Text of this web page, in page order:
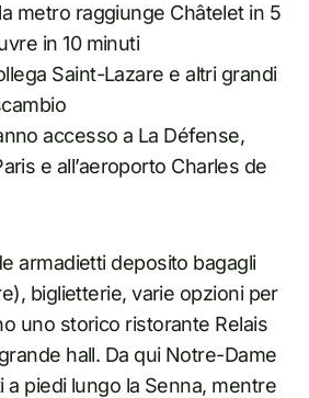
metro raggiunge Châtelet in 5
in 10 minuti
Saint-Lazare e altri grandi
accesso a La Défense,
e all’aeroporto Charles de
armadietti deposito bagagli
biglietterie, varie opzioni per
uno storico ristorante Relais
hall. Da qui Notre-Dame
a piedi lungo la Senna, mentre